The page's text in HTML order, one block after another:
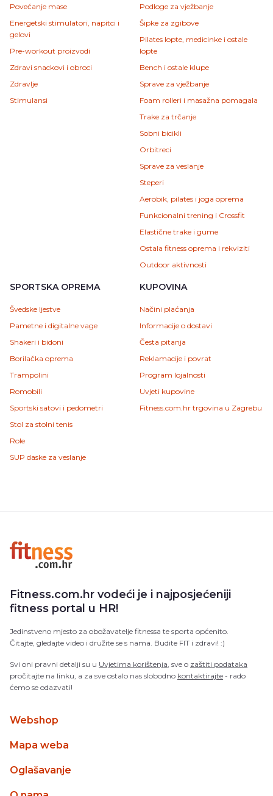
Povećanje mase
Energetski stimulatori, napitci i
gelovi
Pre-workout proizvodi
Zdravi snackovi i obroci
Zdravlje
Stimulansi
Podloge za vježbanje
Šipke za zgibove
Pilates lopte, medicinke i ostale
lopte
Bench i ostale klupe
Sprave za vježbanje
Foam rolleri i masažna pomagala
Trake za trčanje
Sobni bicikli
Orbitreci
Sprave za veslanje
Steperi
Aerobik, pilates i joga oprema
Funkcionalni trening i Crossfit
Elastične trake i gume
Ostala fitness oprema i rekviziti
Outdoor aktivnosti
SPORTSKA OPREMA
Švedske ljestve
Pametne i digitalne vage
Shakeri i bidoni
Borilačka oprema
Trampolini
Romobili
Sportski satovi i pedometri
Stol za stolni tenis
Role
SUP daske za veslanje
KUPOVINA
Načini plaćanja
Informacije o dostavi
Česta pitanja
Reklamacije i povrat
Program lojalnosti
Uvjeti kupovine
Fitness.com.hr trgovina u Zagrebu
Fitness.com.hr vodeći je i najposjećeniji
fitness portal u HR!
Jedinstveno mjesto za obožavatelje fitnessa te sporta općenito.
Čitajte, gledajte video i družite se s nama. Budite FIT i zdravi! :)
Svi oni pravni detalji su u Uvjetima korištenja , sve o zaštiti podataka
pročitajte na linku, a za sve ostalo nas slobodno kontaktirajte - rado
ćemo se odazvati!
Webshop
Mapa weba
Oglašavanje